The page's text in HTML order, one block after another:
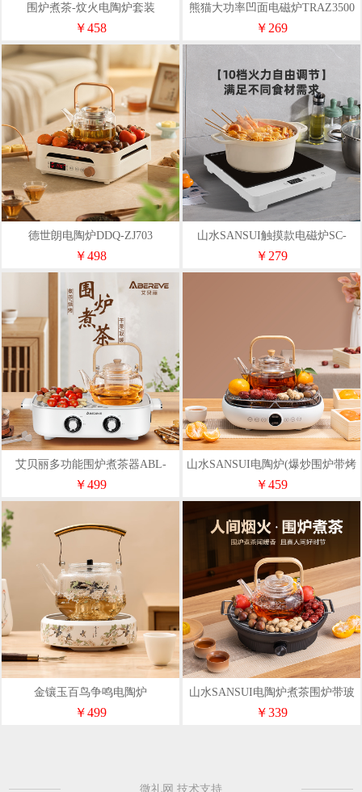
围炉煮茶-炆火电陶炉套装
￥458
熊猫大功率凹面电磁炉TRAZ3500
￥269
德世朗电陶炉DDQ-ZJ703
￥498
山水SANSUI触摸款电磁炉SC-
22X20
￥279
艾贝丽多功能围炉煮茶器ABL-
WL808
￥499
山水SANSUI电陶炉(爆炒围炉带烤
网)ST-2801
￥459
金镶玉百鸟争鸣电陶炉
￥499
山水SANSUI电陶炉煮茶围炉带玻
璃壶烤网
￥339
微礼网 技术支持